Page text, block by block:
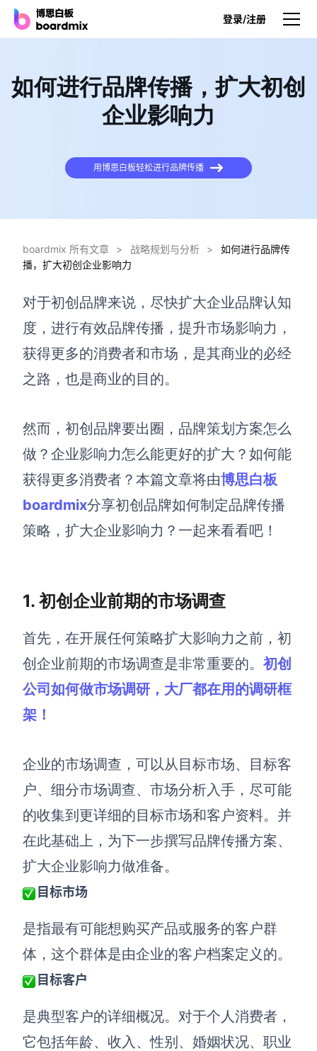
登录/注册
产品
博思白板
博思白板SDK
博思白板离线版
博思设计
一体化产品设计工具
博思AIPPT
AI生成PPT，支持在线编辑
资源与下载
向团队介绍
博思白板boardmix
解决方案
高效协作
素材整理
在线白板
涂鸦画板
敏捷实践 路线图
ER图
情绪板
查看所有场景
如何进行品牌传播，扩大初创
企业影响力
用博思白板轻松进行品牌传播
boardmix 所有文章 > 战略规划与分析 >
如何进行品牌传
播，扩大初创企业影响力
对于初创品牌来说，尽快扩大企业品牌认知
度， 进行有效品牌传播， 提升市场影响力，
获得更多的消费者和市场，是其商业的必经
之路，也是商业的目的。
然而，初创品牌要出圈， 品牌策划方案怎么
做 ？企业影响力怎么能更好的扩大？如何能
获得更多消费者？ 本篇文章将由博思白板
boardmix分享初创品牌如何制定品牌传播
策略，扩大企业影响力？一起来看看吧！
1. 初创企业前期的市场调查
首先，在开展任何策略扩大影响力之前，初
创企业前期的市场调查是非常重要的。 初创
公司如何做市场调研，大厂都在用的调研框
架！
企业的市场调查，可以从目标市场、目标客
户、细分市场调查、市场分析入手，尽可能
的收集到更详细的目标市场和客户资料。并
在此基础上，为下一步撰写品牌传播方案、
扩大企业影响力做准备。
目标市场
是指最有可能想购买产品或服务的客户群
体 ， 这个群体是由企业的客户档案定义的。
目标客户
是典型客户的详细概况。对于个人消费者，
它包括年龄、收入、性别、婚姻状况、职业